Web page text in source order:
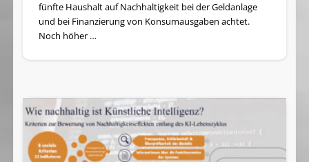
fünfte Haushalt auf Nachhaltigkeit bei der Geldanlage
und bei Finanzierung von Konsumausgaben achtet.
Noch höher …